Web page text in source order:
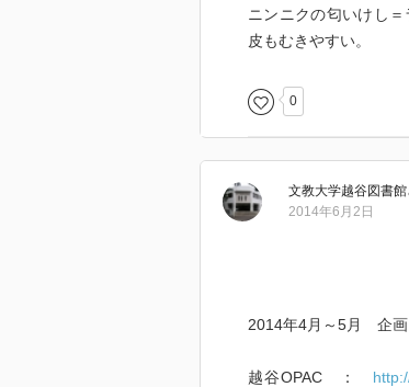
ニンニクの匂いけし
皮もむきやすい。
0
文教大学越谷図書館
2014年6月2日
2014年4月～5月 企画
越谷OPAC ：